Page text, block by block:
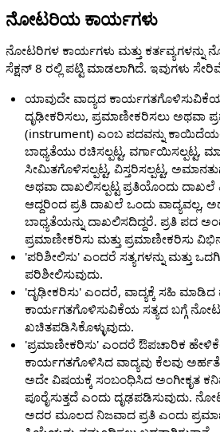
ನೋಟರಿಯ ಕಾರ್ಯಗಳು
ನೋಟರಿಗಳ ಕಾರ್ಯಗಳು ಮತ್ತು
ಸೆಕ್ಷನ್ 8 ರಲ್ಲಿ ಪಟ್ಟಿ ಮಾಡಲಾಗಿದೆ. ಇವುಗಳು
ಯಾವುದೇ ವಾದ್ಯದ
ದೃಢೀಕರಿಸಲು, ಪ್ರಮಾಣೀಕರಿಸಲು ಅಥವಾ
(instrument) ಎಂಬ ಪದವನ್ನು
ಬಾಧ್ಯತೆಯು ರಚಿಸಲ್ಪಟ್ಟ, ವರ್ಗಾಯಿಸಲ್ಪಟ್ಟ,
ಸೀಮಿತಗೊಳಿಸಲ್ಪಟ್ಟ, ವಿಸ್ತರಿಸಲ್ಪಟ್ಟ,
ಅಥವಾ ದಾಖಲಿಸಲ್ಪಟ್ಟ ಪ್ರತಿಯೊಂದು ದಾಖಲೆ
ಆದ್ದರಿಂದ ಪ್ರತಿ ದಾಖಲೆ ಒಂದು ವಾದ್ಯವಲ್ಲ,
ಬಾಧ್ಯತೆಯನ್ನು ದಾಖಲಿಸದಿದ್ದರೆ. ಪ್ರತಿ ಪದ
ಪ್ರಮಾಣೀಕರಿಸು ಮತ್ತು ಪ್ರಮಾಣೀಕರಿಸು
'ಪರಿಶೀಲಿಸು' ಎಂದರೆ ಸತ್ಯಗಳನ್ನು ಮತ್ತು
ಪರಿಶೀಲಿಸುವುದು.
'ದೃಢೀಕರಿಸು' ಎಂದರೆ, ವಾದ್ಯಕ್ಕೆ ಸಹಿ ಮಾಡಿದ
ಕಾರ್ಯಗತಗೊಳಿಸುವಿಕೆಯ ಸತ್ಯದ ಬಗ್ಗೆ
ಖಚಿತಪಡಿಸಿಕೊಳ್ಳುವುದು.
'ಪ್ರಮಾಣೀಕರಿಸು' ಎಂದರೆ ಔಪಚಾರಿಕ
ಕಾರ್ಯಗತಗೊಳಿಸಿದ ವಾದ್ಯವು ಕೆಲವು
ಅದೇ ವಿಷಯಕ್ಕೆ ಸಂಬಂಧಿಸಿದ ಅಂಗೀಕೃತ
ಪೂರೈಸುತ್ತದೆ ಎಂದು ದೃಢಪಡಿಸುವುದು.
ಅದರ ಮೂಲದ ನಿಜವಾದ ಪ್ರತಿ ಎಂದು